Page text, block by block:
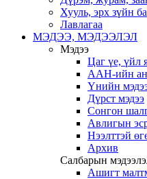
Хууль, эрх зүйн
Лавлагаа
МЭДЭЭ, МЭДЭЭЛЭЛ
Мэдээ
Цаг үе, үйл
ААН-ийн
Үнийн
Дүрст мэдээ
Сонгон
Авлигын
Нээлттэй
Архив
Салбарын
Ашигт